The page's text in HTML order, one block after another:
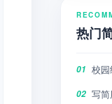
热门
01 校
02 写